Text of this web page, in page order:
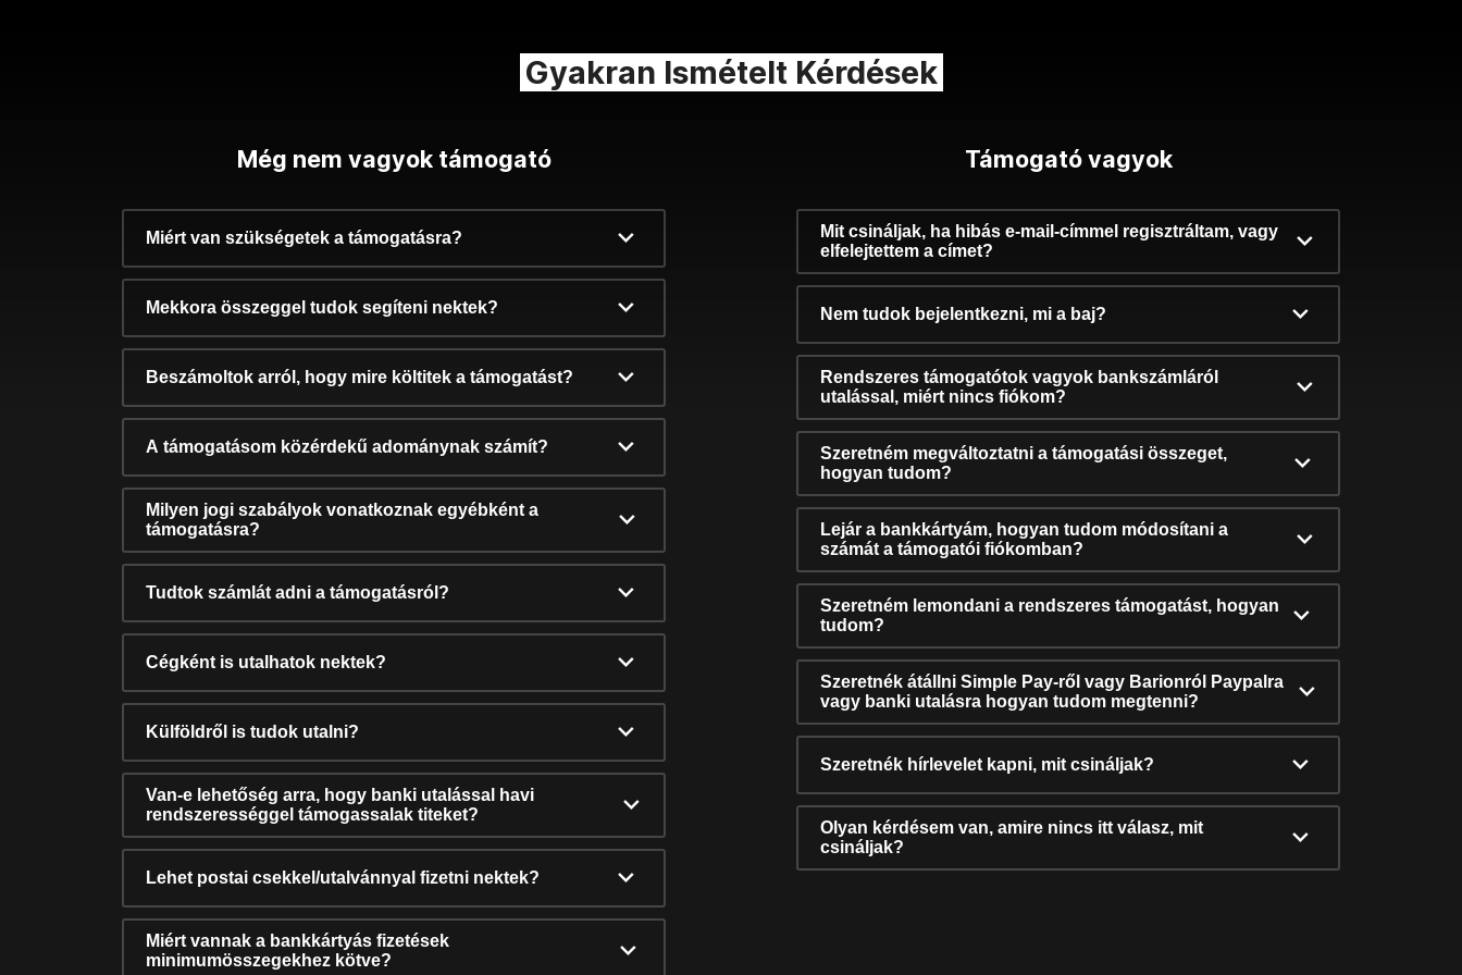
Gyakran Ismételt Kérdések
Még nem vagyok támogató
Miért van szükségetek a támogatásra?
Mekkora összeggel tudok segíteni nektek?
Beszámoltok arról, hogy mire költitek a támogatást?
A támogatásom közérdekű adománynak számít?
Milyen jogi szabályok vonatkoznak egyébként a
támogatásra?
Tudtok számlát adni a támogatásról?
Cégként is utalhatok nektek?
Külföldről is tudok utalni?
Van-e lehetőség arra, hogy banki utalással havi
rendszerességgel támogassalak titeket?
Lehet postai csekkel/utalvánnyal fizetni nektek?
Miért vannak a bankkártyás fizetések
minimumösszegekhez kötve?
Támogató vagyok
Mit csináljak, ha hibás e-mail-címmel regisztráltam, vagy
elfelejtettem a címet?
Nem tudok bejelentkezni, mi a baj?
Rendszeres támogatótok vagyok bankszámláról
utalással, miért nincs fiókom?
Szeretném megváltoztatni a támogatási összeget,
hogyan tudom?
Lejár a bankkártyám, hogyan tudom módosítani a
számát a támogatói fiókomban?
Szeretném lemondani a rendszeres támogatást, hogyan
tudom?
Szeretnék átállni Simple Pay-ről vagy Barionról Paypalra
vagy banki utalásra hogyan tudom megtenni?
Szeretnék hírlevelet kapni, mit csináljak?
Olyan kérdésem van, amire nincs itt válasz, mit
csináljak?